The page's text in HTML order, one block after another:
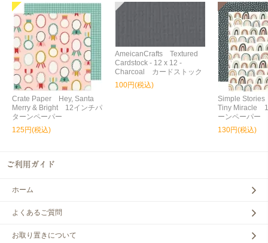
Crate Paper Hey, Santa
Merry & Bright 12インチパ
ターンペーパー
125円(税込)
AmeicanCrafts Textured
Cardstock - 12 x 12 -
Charcoal カードストック
100円(税込)
Simple
Tiny Miracle
ーンペーパー
130円(税込)
ホーム
よくあるご質問
お取り置きについて